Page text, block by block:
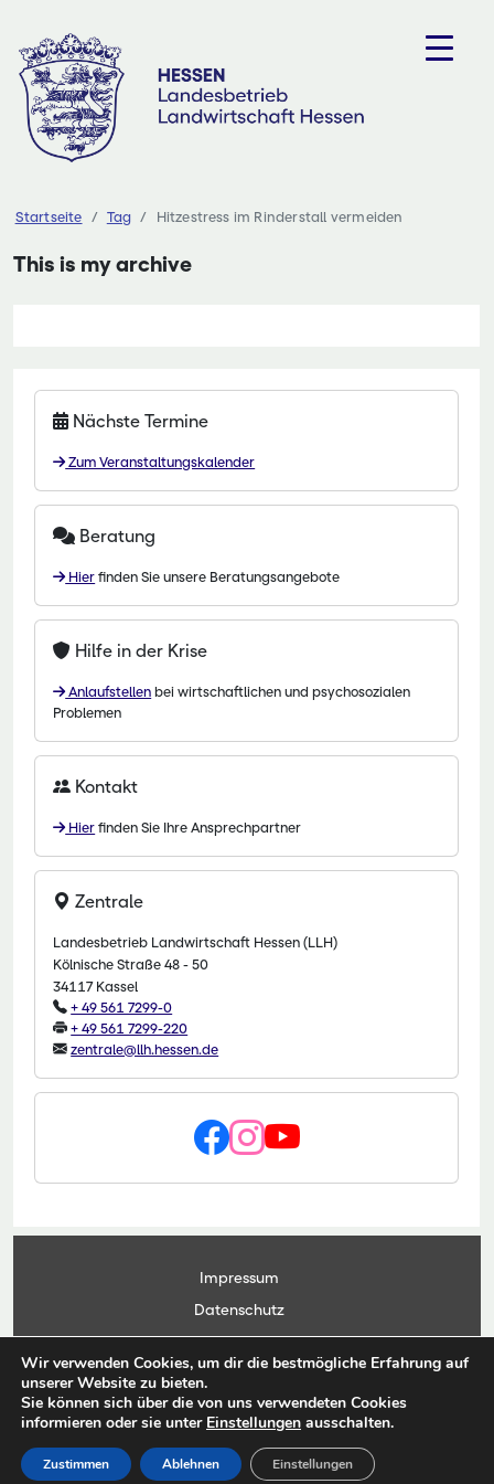
Inhalt
springen
Startseite Tag Hitzestress im Rinderstall vermeiden
This is my archive
Nächste Termine
Zum Veranstaltungskalender
Beratung
Hier finden Sie unsere Beratungsangebote
Hilfe in der Krise
Anlaufstellen bei wirtschaftlichen und psychosozialen
Problemen
Kontakt
Hier finden Sie Ihre Ansprechpartner
Zentrale
Landesbetrieb Landwirtschaft Hessen (LLH)
Kölnische Straße 48 - 50
34117 Kassel
+ 49 561 7299-0
+ 49 561 7299-220
zentrale@llh.hessen.de
Impressum
Datenschutz
Kontakt
Anwendungsportal
© Copyright Landesbetrieb Landwirtschaft Hessen 2026
Wir verwenden Cookies, um dir die bestmögliche Erfahrung auf
unserer Website zu bieten.
Sie können sich über die von uns verwendeten Cookies
informieren oder sie unter Einstellungen ausschalten.
Zustimmen Ablehnen Einstellungen